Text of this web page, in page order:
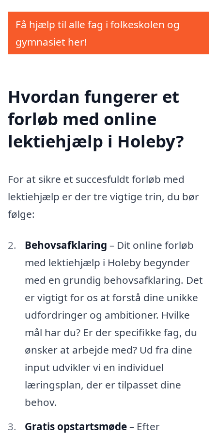
Få hjælp til alle fag i folkeskolen og
gymnasiet her!
Hvordan fungerer et
forløb med online
lektiehjælp i Holeby?
For at sikre et succesfuldt forløb med
lektiehjælp er der tre vigtige trin, du bør
følge:
Behovsafklaring – Dit online forløb
med lektiehjælp i Holeby begynder
med en grundig behovsafklaring. Det
er vigtigt for os at forstå dine unikke
udfordringer og ambitioner. Hvilke
mål har du? Er der specifikke fag, du
ønsker at arbejde med? Ud fra dine
input udvikler vi en individuel
læringsplan, der er tilpasset dine
behov.
Gratis opstartsmøde– Efter